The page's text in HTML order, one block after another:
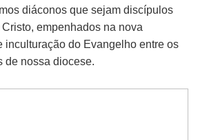
diáconos que sejam discípulos
empenhados na nova
inculturação do Evangelho entre os
de nossa diocese.